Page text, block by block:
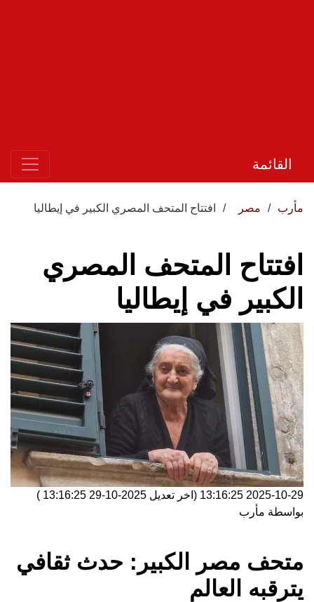
القائمة
مأرب مصر افتتاح المتحف المصري الكبير في إيطاليا
افتتاح المتحف المصري
الكبير في إيطاليا
2025-10-29 13:16:25 (اخر تعديل 2025-10-29 13:16:25
)
بواسطة مأرب
متحف مصر الكبير: حدث ثقافي
يترقبه العالم